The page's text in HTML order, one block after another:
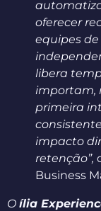
oferecer
equipes
libera
importam,
primeira
impacto
retenção”,
Business
O ília